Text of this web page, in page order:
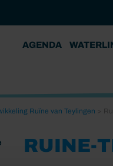
AGENDA
Ruïne van Teylingen
RUINE-